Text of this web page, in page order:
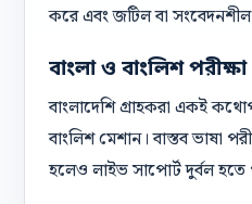
করে এবং জটিল বা
বাংলা ও বাংলিশ
বাংলাদেশি গ্রাহকরা একই
বাংলিশ মেশান। বাস্তব ভাষা
হলেও লাইভ সাপোর্ট দুর্বল হতে